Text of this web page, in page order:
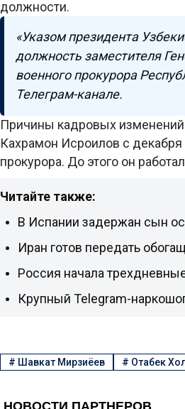
должности.
«Указом президента
должность заместителя
военного прокурора
Телеграм-канале.
Причины кадровых
Кахрамон Исроилов с декабря
прокурора. До этого он
Читайте также:
В Испании задержан сын
Иран готов передать
Россия начала
Крупный Telegram-
# Шавкат Мирзиёев # Отабек